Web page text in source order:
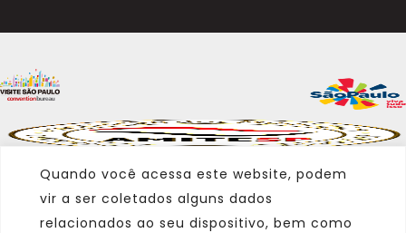
Quando você acessa este website, podem
vir a ser coletados alguns dados
relacionados ao seu dispositivo, bem como